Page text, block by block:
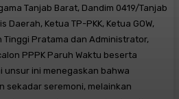
Tanjab Barat, Dandim 0419/Tanjab
Ketua TP-PKK, Ketua GOW,
Tinggi Pratama dan Administrator,
PPPK Paruh Waktu beserta
unsur ini menegaskan bahwa
sekadar seremoni, melainkan